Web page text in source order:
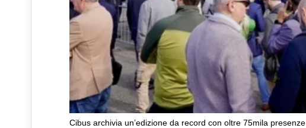
Cibus archivia un’edizione da record con oltre 75mila presenze